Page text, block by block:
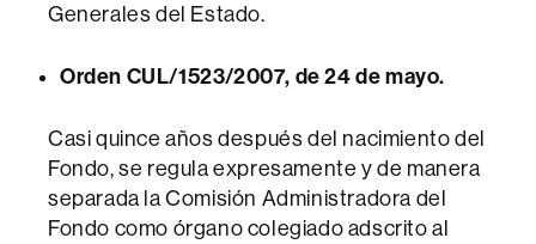
Generales del Estado.
Orden CUL/1523/2007, de 24 de mayo.
Casi quince años después del nacimiento del
Fondo, se regula expresamente y de manera
separada la Comisión Administradora del
Fondo como órgano colegiado adscrito al